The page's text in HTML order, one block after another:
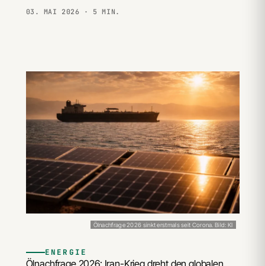
03. MAI 2026 · 5 MIN.
Ölnachfrage 2026 sinkt erstmals seit Corona. Bild: KI
ENERGIE
Ölnachfrage 2026: Iran-Krieg dreht den globalen